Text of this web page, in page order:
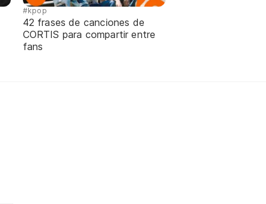
#kpop
42 frases de canciones de
CORTIS para compartir entre
fans